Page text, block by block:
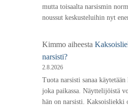
mutta toisaalta narsismin
noussut keskusteluihin nyt
Kimmo aiheesta
narsisti?
2.8.2026
Tuota narsisti sanaa
joka paikassa. Näyttelijöistä
hän on narsisti. Kaksoisliekki